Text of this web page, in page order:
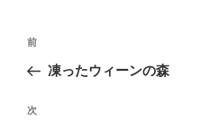
投
ナ
ビ
前
の
稿
前
凍ったウィーンの森
次
次